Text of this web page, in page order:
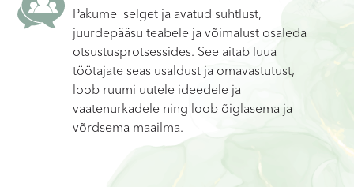
Pakume selget ja avatud suhtlust,
juurdepääsu teabele ja võimalust osaleda
otsustusprotsessides. See aitab luua
töötajate seas usaldust ja omavastutust,
loob ruumi uutele ideedele ja
vaatenurkadele ning loob õiglasema ja
võrdsema maailma.